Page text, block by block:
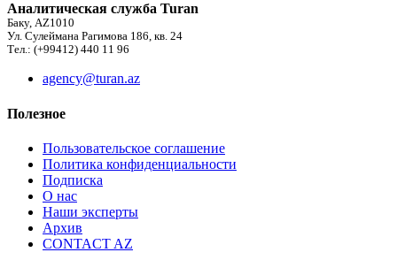
Аналитическая служба Turan
Баку, AZ1010
Ул. Сулеймана Рагимова 186, кв. 24
Тел.: (+99412) 440 11 96
agency@turan.az
Полезное
Пользовательское соглашение
Политика конфиденциальности
Подписка
О нас
Наши эксперты
Архив
CONTACT AZ